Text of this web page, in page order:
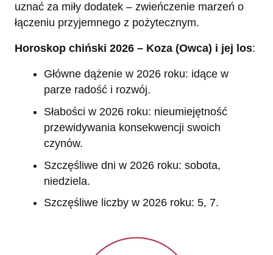
uznać za miły dodatek – zwieńczenie marzeń o
łączeniu przyjemnego z pożytecznym.
Horoskop chiński 2026 – Koza (Owca) i jej los:
Główne dążenie w 2026 roku: idące w
parze radość i rozwój.
Słabości w 2026 roku: nieumiejętność
przewidywania konsekwencji swoich
czynów.
Szczęśliwe dni w 2026 roku: sobota,
niedziela.
Szczęśliwe liczby w 2026 roku: 5, 7.